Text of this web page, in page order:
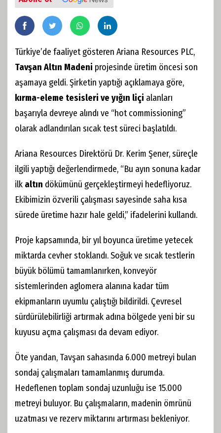
Türkiye’de faaliyet gösteren Ariana Resources PLC,
Tavşan Altın Madeni projesinde üretim öncesi son
aşamaya geldi. Şirketin yaptığı açıklamaya göre,
kırma-eleme tesisleri ve yığın liçi alanları
başarıyla devreye alındı ve “hot commissioning”
olarak adlandırılan sıcak test süreci başlatıldı.
Ariana Resources Direktörü Dr. Kerim Şener, süreçle
ilgili yaptığı değerlendirmede, “Bu ayın sonuna kadar
ilk altın dökümünü gerçekleştirmeyi hedefliyoruz.
Ekibimizin özverili çalışması sayesinde saha kısa
sürede üretime hazır hale geldi,” ifadelerini kullandı.
Proje kapsamında, bir yıl boyunca üretime yetecek
miktarda cevher stoklandı. Soğuk ve sıcak testlerin
büyük bölümü tamamlanırken, konveyör
sistemlerinden aglomera alanına kadar tüm
ekipmanların uyumlu çalıştığı bildirildi. Çevresel
sürdürülebilirliği artırmak adına bölgede yeni bir su
kuyusu açma çalışması da devam ediyor.
Öte yandan, Tavşan sahasında 6.000 metreyi bulan
sondaj çalışmaları tamamlanmış durumda.
Hedeflenen toplam sondaj uzunluğu ise 15.000
metreyi buluyor. Bu çalışmaların, madenin ömrünü
uzatması ve rezerv miktarını artırması bekleniyor.